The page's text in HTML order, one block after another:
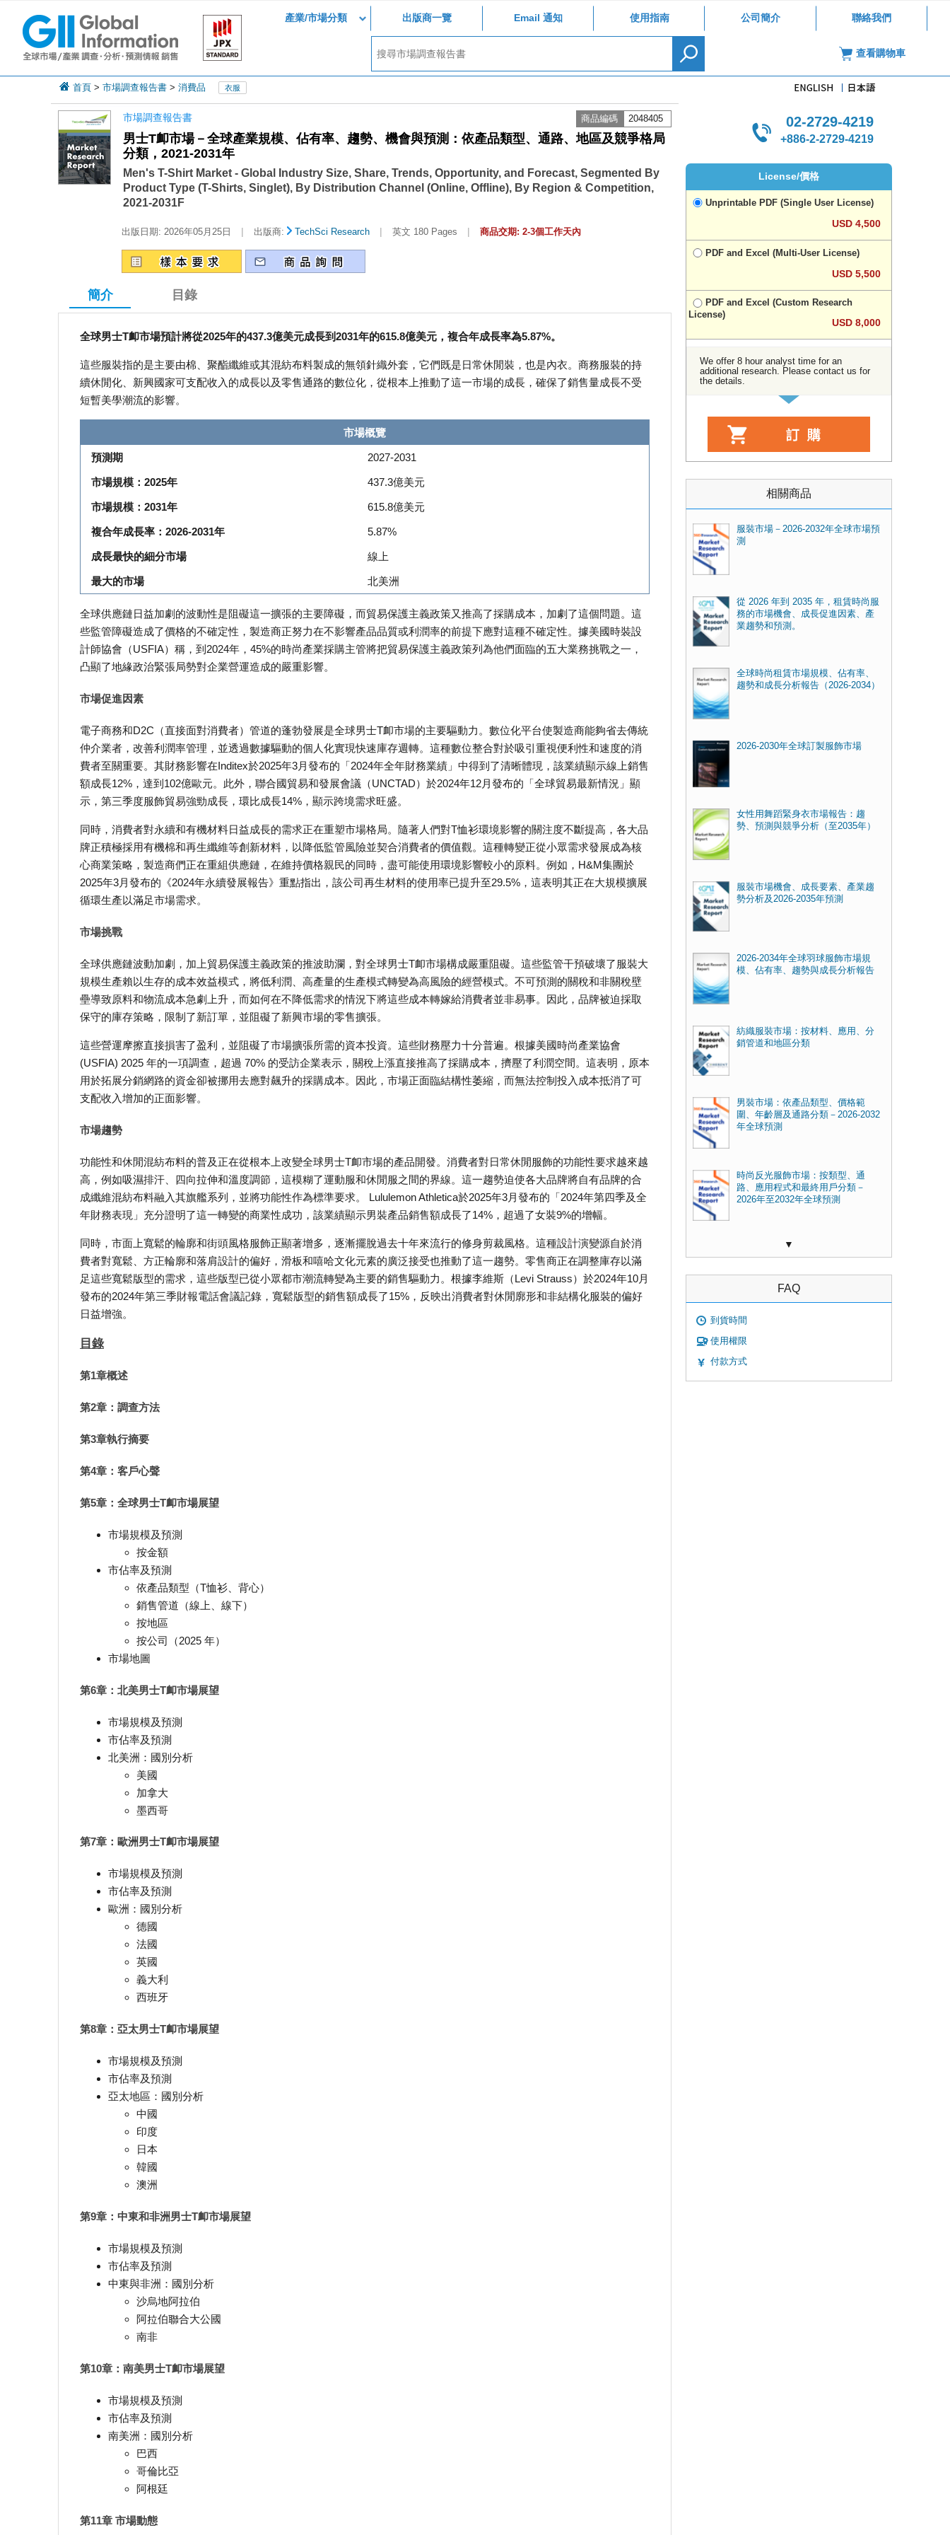
產業/市場分類 出版商一覽 Email 通知 使用指南 公司簡介 聯絡我們
查看購物車
首頁 > 市場調查報告書 > 消費品 衣服
市場調查報告書 商品編碼 2048405
男士T卹市場－全球產業規模、佔有率、趨勢、機會與預測：依產品類型、通路、地區及競爭格局
分類，2021-2031年
Men's T-Shirt Market - Global Industry Size, Share, Trends, Opportunity, and Forecast, Segmented By
Product Type (T-Shirts, Singlet), By Distribution Channel (Online, Offline), By Region & Competition,
2021-2031F
出版日期: 2026年05月25日 | 出版商: TechSci Research | 英文 180 Pages | 商品交期: 2-3個工作天內
簡介 目錄
全球男士T卹市場預計將從2025年的437.3億美元成長到2031年的615.8億美元，複合年成長率為5.87%。
這些服裝指的是主要由棉、聚酯纖維或其混紡布料製成的無領針織外套，它們既是日常休閒裝，也是內衣。商務服裝的持
續休閒化、新興國家可支配收入的成長以及零售通路的數位化，從根本上推動了這一市場的成長，確保了銷售量成長不受
短暫美學潮流的影響。
市場概覽
預測期 2027-2031
市場規模：2025年 437.3億美元
市場規模：2031年 615.8億美元
複合年成長率：2026-2031年 5.87%
成長最快的細分市場 線上
最大的市場 北美洲
全球供應鏈日益加劇的波動性是阻礙這一擴張的主要障礙，而貿易保護主義政策又推高了採購成本，加劇了這個問題。這
些監管障礙造成了價格的不確定性，製造商正努力在不影響產品品質或利潤率的前提下應對這種不確定性。據美國時裝設
計師協會（USFIA）稱，到2024年，45%的時尚產業採購主管將把貿易保護主義政策列為他們面臨的五大業務挑戰之一，
凸顯了地緣政治緊張局勢對企業營運造成的嚴重影響。
市場促進因素
電子商務和D2C（直接面對消費者）管道的蓬勃發展是全球男士T卹市場的主要驅動力。數位化平台使製造商能夠省去傳統
仲介業者，改善利潤率管理，並透過數據驅動的個人化實現快速庫存週轉。這種數位整合對於吸引重視便利性和速度的消
費者至關重要。其財務影響在Inditex於2025年3月發布的「2024年全年財務業績」中得到了清晰體現，該業績顯示線上銷售
額成長12%，達到102億歐元。此外，聯合國貿易和發展會議（UNCTAD）於2024年12月發布的「全球貿易最新情況」顯
示，第三季度服飾貿易強勁成長，環比成長14%，顯示跨境需求旺盛。
同時，消費者對永續和有機材料日益成長的需求正在重塑市場格局。隨著人們對T恤衫環境影響的關注度不斷提高，各大品
牌正積極採用有機棉和再生纖維等創新材料，以降低監管風險並契合消費者的價值觀。這種轉變正從小眾需求發展成為核
心商業策略，製造商們正在重組供應鏈，在維持價格親民的同時，盡可能使用環境影響較小的原料。例如，H&M集團於
2025年3月發布的《2024年永續發展報告》重點指出，該公司再生材料的使用率已提升至29.5%，這表明其正在大規模擴展
循環生產以滿足市場需求。
市場挑戰
全球供應鏈波動加劇，加上貿易保護主義政策的推波助瀾，對全球男士T卹市場構成嚴重阻礙。這些監管干預破壞了服裝大
規模生產賴以生存的成本效益模式，將低利潤、高產量的生產模式轉變為高風險的經營模式。不可預測的關稅和非關稅壁
壘導致原料和物流成本急劇上升，而如何在不降低需求的情況下將這些成本轉嫁給消費者並非易事。因此，品牌被迫採取
保守的庫存策略，限制了新訂單，並阻礙了新興市場的零售擴張。
這些營運摩擦直接損害了盈利，並阻礙了市場擴張所需的資本投資。這些財務壓力十分普遍。根據美國時尚產業協會
(USFIA) 2025 年的一項調查，超過 70% 的受訪企業表示，關稅上漲直接推高了採購成本，擠壓了利潤空間。這表明，原本
用於拓展分銷網路的資金卻被挪用去應對飆升的採購成本。因此，市場正面臨結構性萎縮，而無法控制投入成本抵消了可
支配收入增加的正面影響。
市場趨勢
功能性和休閒混紡布料的普及正在從根本上改變全球男士T卹市場的產品開發。消費者對日常休閒服飾的功能性要求越來越
高，例如吸濕排汗、四向拉伸和溫度調節，這模糊了運動服和休閒服之間的界線。這一趨勢迫使各大品牌將自有品牌的合
成纖維混紡布料融入其旗艦系列，並將功能性作為標準要求。 Lululemon Athletica於2025年3月發布的「2024年第四季及全
年財務表現」充分證明了這一轉變的商業性成功，該業績顯示男裝產品銷售額成長了14%，超過了女裝9%的增幅。
同時，市面上寬鬆的輪廓和街頭風格服飾正顯著增多，逐漸擺脫過去十年來流行的修身剪裁風格。這種設計演變源自於消
費者對寬鬆、方正輪廓和落肩設計的偏好，滑板和嘻哈文化元素的廣泛接受也推動了這一趨勢。零售商正在調整庫存以滿
足這些寬鬆版型的需求，這些版型已從小眾都市潮流轉變為主要的銷售驅動力。根據李維斯（Levi Strauss）於2024年10月
發布的2024年第三季財報電話會議記錄，寬鬆版型的銷售額成長了15%，反映出消費者對休閒廓形和非結構化服裝的偏好
日益增強。
目錄
第1章概述
第2章：調查方法
第3章執行摘要
第4章：客戶心聲
第5章：全球男士T卹市場展望
市場規模及預測
按金額
市佔率及預測
依產品類型（T恤衫、背心）
銷售管道（線上、線下）
按地區
按公司（2025 年）
市場地圖
第6章：北美男士T卹市場展望
市場規模及預測
市佔率及預測
北美洲：國別分析
美國
加拿大
墨西哥
第7章：歐洲男士T卹市場展望
市場規模及預測
市佔率及預測
歐洲：國別分析
德國
法國
英國
義大利
西班牙
第8章：亞太男士T卹市場展望
市場規模及預測
市佔率及預測
亞太地區：國別分析
中國
印度
日本
韓國
澳洲
第9章：中東和非洲男士T卹市場展望
市場規模及預測
市佔率及預測
中東與非洲：國別分析
沙烏地阿拉伯
阿拉伯聯合大公國
南非
第10章：南美男士T卹市場展望
市場規模及預測
市佔率及預測
南美洲：國別分析
巴西
哥倫比亞
阿根廷
第11章 市場動態
02-2729-4219
+886-2-2729-4219
License/價格
Unprintable PDF (Single User License)
USD 4,500
PDF and Excel (Multi-User License)
USD 5,500
PDF and Excel (Custom Research
License)
USD 8,000
We offer 8 hour analyst time for an
additional research. Please contact us for
the details.
相關商品
服裝市場－2026-2032年全球市場預
測
從 2026 年到 2035 年，租賃時尚服
務的市場機會、成長促進因素、產
業趨勢和預測。
全球時尚租賃市場規模、佔有率、
趨勢和成長分析報告（2026-2034）
2026-2030年全球訂製服飾市場
女性用舞蹈緊身衣市場報告：趨
勢、預測與競爭分析（至2035年）
服裝市場機會、成長要素、產業趨
勢分析及2026-2035年預測
2026-2034年全球羽球服飾市場規
模、佔有率、趨勢與成長分析報告
紡織服裝市場：按材料、應用、分
銷管道和地區分類
男裝市場：依產品類型、價格範
圍、年齡層及通路分類－2026-2032
年全球預測
時尚反光服飾市場：按類型、通
路、應用程式和最終用戶分類－
2026年至2032年全球預測
▼
FAQ
到貨時間
使用權限
付款方式